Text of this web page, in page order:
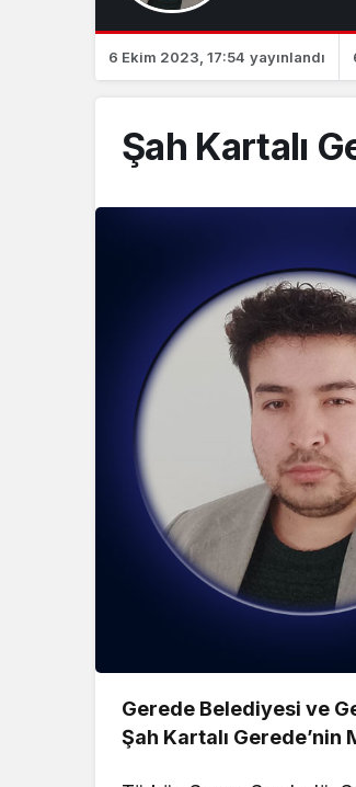
6 Ekim 2023, 17:54 yayınlandı
Şah Kartalı
Gerede Belediyesi ve
Şah Kartalı Gerede’nin